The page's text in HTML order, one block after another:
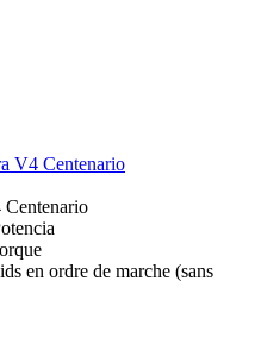
V4 Centenario
Centenario
en ordre de marche (sans